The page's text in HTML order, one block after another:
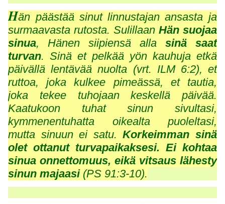
Hän päästää sinut linnustajan ansasta ja
surmaavasta rutosta. Sulillaan Hän suojaa
sinua, Hänen siipiensä alla sinä saat
turvan. Sinä et pelkää yön kauhuja etkä
päivällä lentävää nuolta (vrt. ILM 6:2), et
ruttoa, joka kulkee pimeässä, et tautia,
joka tekee tuhojaan keskellä päivää.
Kaatukoon tuhat sinun sivultasi,
kymmenentuhatta oikealta puoleltasi,
mutta sinuun ei satu.Korkeimman sinä
olet ottanut turvapaikaksesi. Ei kohtaa
sinua onnettomuus, eikä vitsaus lähesty
sinun majaasi(PS 91:3-10).